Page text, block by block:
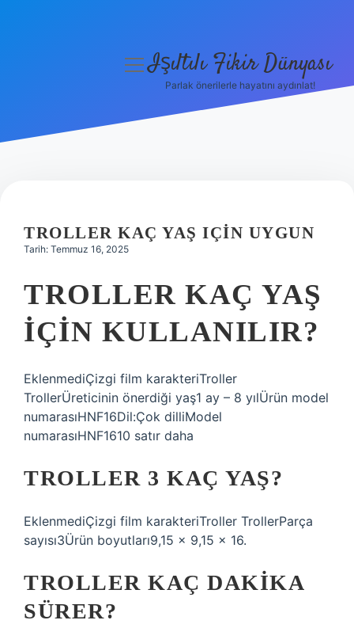
menüyüIşıltılı Fikir Dünyası
Parlak önerilerle hayatını aydınlat!
TROLLER KAÇ YAŞ IÇIN UYGUN
Tarih: Temmuz 16, 2025
TROLLER KAÇ YAŞ
IÇIN KULLANILIR?
EklenmediÇizgi film karakteri‎Troller
TrollerÜreticinin önerdiği yaş‎1 ay – 8 yılÜrün model
numarası‎HNF16Dil:‎Çok dilliModel
numarası‎HNF1610 satır daha
TROLLER 3 KAÇ YAŞ?
EklenmediÇizgi film karakteri‎Troller TrollerParça
sayısı‎3Ürün boyutları‎9,15 x 9,15 x 16.
TROLLER KAÇ DAKIKA
SÜRER?